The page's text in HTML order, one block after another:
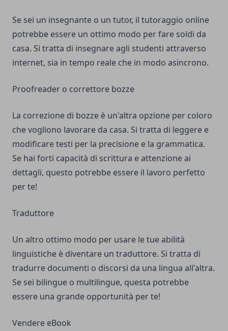
Se sei un insegnante o un tutor, il tutoraggio online
potrebbe essere un ottimo modo per fare soldi da
casa. Si tratta di insegnare agli studenti attraverso
internet, sia in tempo reale che in modo asincrono.
Proofreader o correttore bozze
La correzione di bozze è un'altra opzione per coloro
che vogliono lavorare da casa. Si tratta di leggere e
modificare testi per la precisione e la grammatica.
Se hai forti capacità di scrittura e attenzione ai
dettagli, questo potrebbe essere il lavoro perfetto
per te!
Traduttore
Un altro ottimo modo per usare le tue abilità
linguistiche è diventare un traduttore. Si tratta di
tradurre documenti o discorsi da una lingua all'altra.
Se sei bilingue o multilingue, questa potrebbe
essere una grande opportunità per te!
Vendere eBook